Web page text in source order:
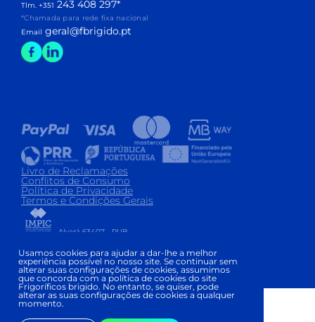
Tlm. +351 243 408 297*
*Chamada para rede fixa nacional
Email geral@fbrigido.pt
Livro de Reclamações
Conflitos de Consumo
Política de Privacidade
Termos e Condições Gerais
Alvará 63407 - PUB
Copyright © FRIGORÍFICOS BRIGIDO 2026 |
Development and Design:
Usamos cookies para ajudar a dar-lhe a melhor
experiência possível no nosso site. Se continuar sem
alterar suas configurações de cookies, assumimos
que concorda com a política de cookies do site
Frigoríficos brigido. No entanto, se quiser, pode
alterar as suas configurações de cookies a qualquer
momento.